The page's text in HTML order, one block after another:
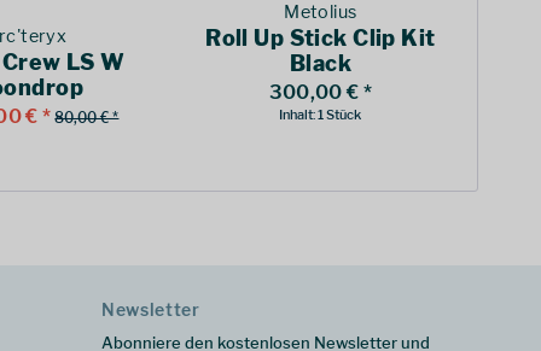
LS W
€ * 80,00 € *
Metolius
Roll Up Stick Clip Kit
Black
300,00 € *
Inhalt:1 Stück
Newsletter
Abonniere den kostenlosen Newsletter und